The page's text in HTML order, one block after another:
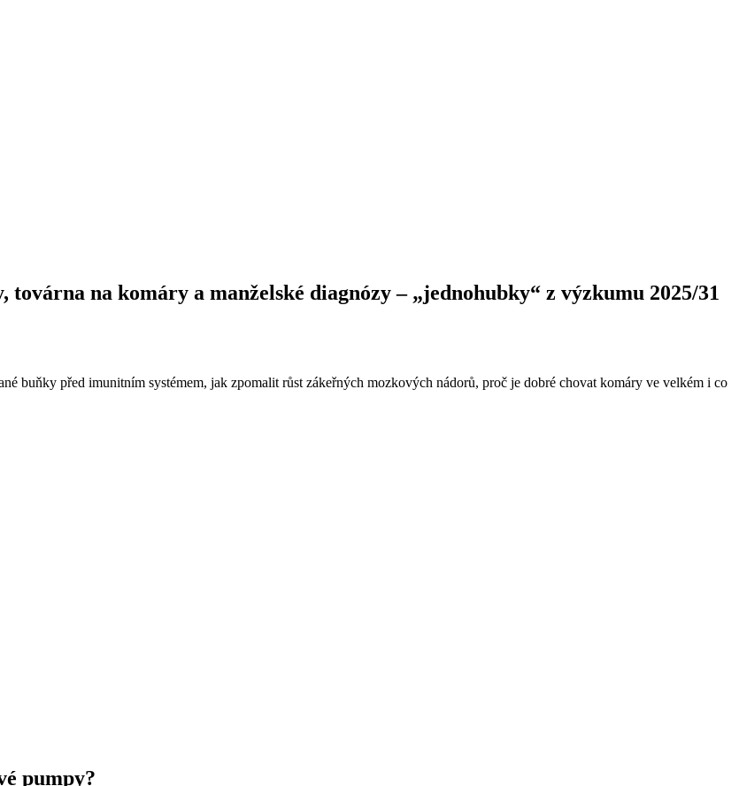
na komáry a manželské diagnózy –⁠ „jednohubky“ z výzkumu 2025/31
buňky před imunitním systémem, jak zpomalit růst zákeřných mozkových nádorů, proč je dobré chovat komáry ve velkém i co
pumpy?